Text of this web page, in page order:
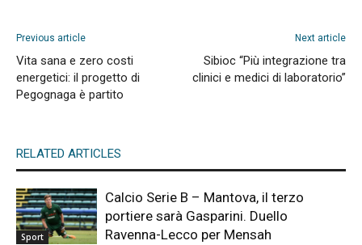
Previous article
Vita sana e zero costi
energetici: il progetto di
Pegognaga è partito
Next article
Sibioc “Più integrazione tra
clinici e medici di laboratorio”
RELATED ARTICLES
Sport
Calcio Serie B – Mantova, il terzo
portiere sarà Gasparini. Duello
Ravenna-Lecco per Mensah